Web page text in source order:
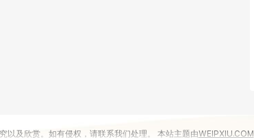
以及欣赏。如有侵权，请联系我们处理。 本站主题由WEIPXIU.COM